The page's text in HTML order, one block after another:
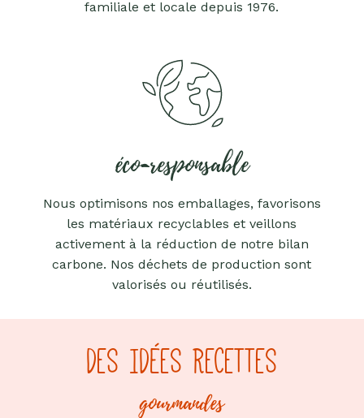
familiale et locale depuis 1976.
éco-responsable
Nous optimisons nos emballages, favorisons
les matériaux recyclables et veillons
activement à la réduction de notre bilan
carbone. Nos déchets de production sont
valorisés ou réutilisés.
DES IDÉES RECETTES
gourmandes